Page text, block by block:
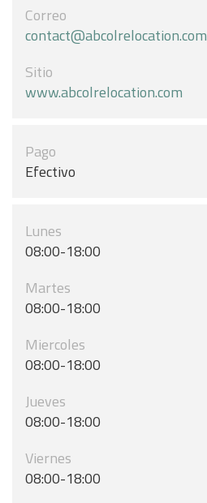
Correo
contact@abcolrelocation.com
Sitio
www.abcolrelocation.com
Pago
Efectivo
Lunes
08:00-18:00
Martes
08:00-18:00
Miercoles
08:00-18:00
Jueves
08:00-18:00
Viernes
08:00-18:00